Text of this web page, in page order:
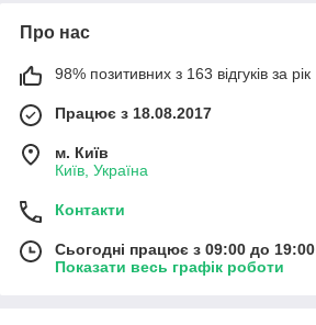
Про нас
98% позитивних з 163 відгуків за рік
Працює з 18.08.2017
м. Київ
Київ, Україна
Контакти
Сьогодні працює з 09:00 до 19:00
Показати весь графік роботи